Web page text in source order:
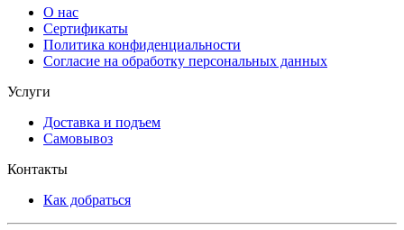
О нас
Сертификаты
Политика конфиденциальности
Согласие на обработку персональных данных
Услуги
Доставка и подъем
Самовывоз
Контакты
Как добраться